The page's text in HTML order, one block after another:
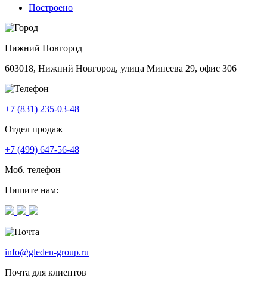
Построено
Нижний Новгород
603018, Нижний Новгород, улица Минеева 29, офис 306
+7 (831) 235-03-48
Отдел продаж
+7 (499) 647-56-48
Моб. телефон
Пишите нам:
info@gleden-group.ru
Почта для клиентов